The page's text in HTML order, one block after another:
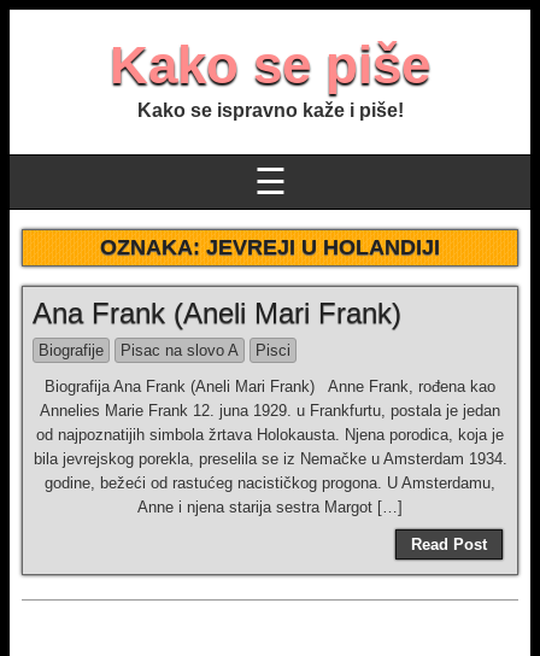
Kako se piše
Kako se ispravno kaže i piše!
☰
OZNAKA:JEVREJI U HOLANDIJI
Ana Frank (Aneli Mari Frank)
Biografije Pisac na slovo A
Pisci
Biografija Ana Frank (Aneli Mari Frank) Anne Frank, rođena kao
Annelies Marie Frank 12. juna 1929. u Frankfurtu, postala je jedan
od najpoznatijih simbola žrtava Holokausta. Njena porodica, koja je
bila jevrejskog porekla, preselila se iz Nemačke u Amsterdam 1934.
godine, bežeći od rastućeg nacističkog progona. U Amsterdamu,
Anne i njena starija sestra Margot […]
Read Post